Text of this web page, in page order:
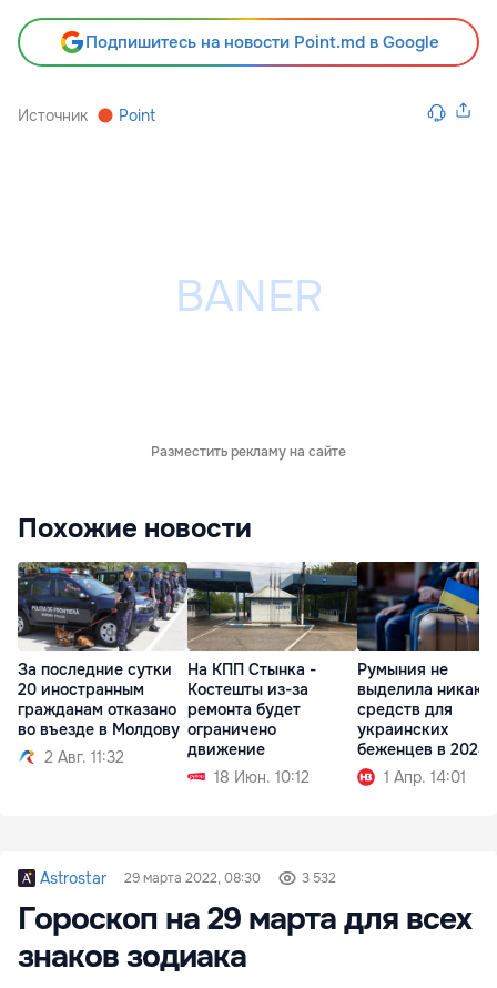
Подпишитесь на новости Point.md в Google
Источник Point
Разместить рекламу на сайте
Похожие новости
За последние сутки
20 иностранным
гражданам отказано
во въезде в Молдову
2 Авг. 11:32
На КПП Стынка -
Костешты из-за
ремонта будет
ограничено
движение
18 Июн. 10:12
Румыния не
выделила
средств для
украинских
беженцев в 2024
1 Апр. 14:01
Astrostar 29 марта 2022, 08:30 3 532
Гороскоп на 29 марта для всех
знаков зодиака